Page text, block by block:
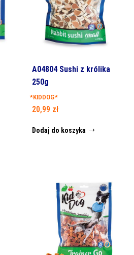
A04804 Sushi z królika
250g
*KIDDOG*
20,99 zł
Dodaj do koszyka